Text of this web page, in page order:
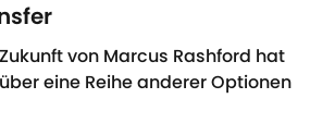
von Marcus Rashford hat
eine Reihe anderer Optionen